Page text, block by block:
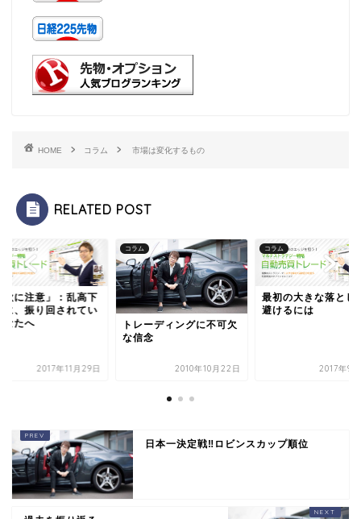
HOME コラム 市場は変化するもの
RELATED POST
欲に注意」：乱高下
に、振り回されてい
なたへ
2017年11月29日
コラム
トレーディングに不可欠
な信念
2010年10月22日
コラム
最初の大きな落とし
避けるには
2017年9
日本一決定戦‼︎ロビンスカップ順位